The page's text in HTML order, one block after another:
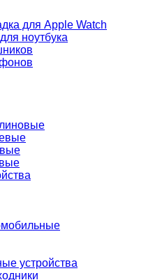
для Apple Watch
ноутбука
устройства